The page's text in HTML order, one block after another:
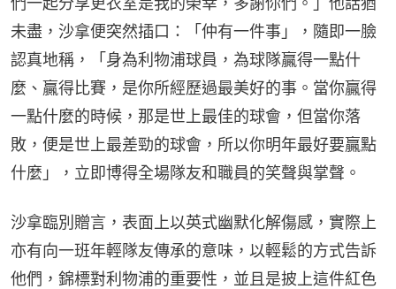
未盡，沙拿便突然插口：「仲有一件事」，隨即一臉
認真地稱，「身為利物浦球員，為球隊贏得一點什
麼、贏得比賽，是你所經歷過最美好的事。當你贏得
一點什麼的時候，那是世上最佳的球會，但當你落
敗，便是世上最差勁的球會，所以你明年最好要贏點
什麼」，立即博得全場隊友和職員的笑聲與掌聲。
沙拿臨別贈言，表面上以英式幽默化解傷感，實際上
亦有向一班年輕隊友傳承的意味，以輕鬆的方式告訴
他們，錦標對利物浦的重要性，並且是披上這件紅色